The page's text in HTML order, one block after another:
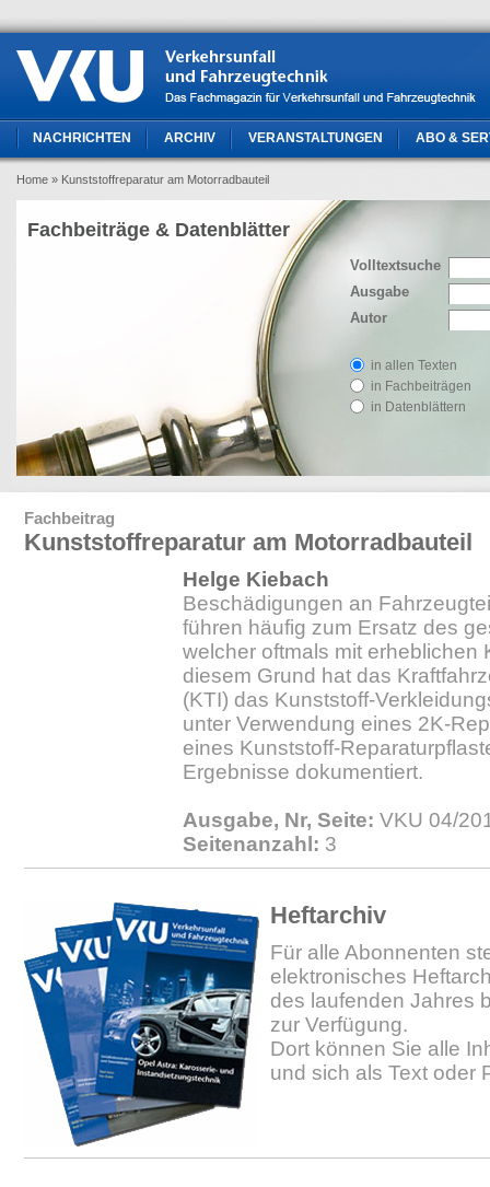
NACHRICHTEN ARCHIV VERANSTALTUNGEN ABO &
Home » Kunststoffreparatur am Motorradbauteil
Volltextsuche
Ausgabe
Autor
in allen Texten
in Fachbeiträgen
in Datenblättern
Fachbeiträge & Datenblätter
Fachbeitrag
Kunststoffreparatur am Motorradbauteil
Helge Kiebach
Beschädigungen an
führen häufig zum Ersatz des
welcher oftmals mit erheblichen
diesem Grund hat das
(KTI) das Kunststoff-
unter Verwendung eines 2K-
eines Kunststoff-
Ergebnisse dokumentiert.
Ausgabe, Nr, Seite: VKU 04/
Seitenanzahl: 3
Heftarchiv
Für alle Abonnenten
elektronisches
des laufenden Jahres
zur Verfügung.
Dort können Sie alle
und sich als Text oder